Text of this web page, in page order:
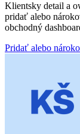
Klientsky detail a
pridať alebo
obchodný
Pridať alebo